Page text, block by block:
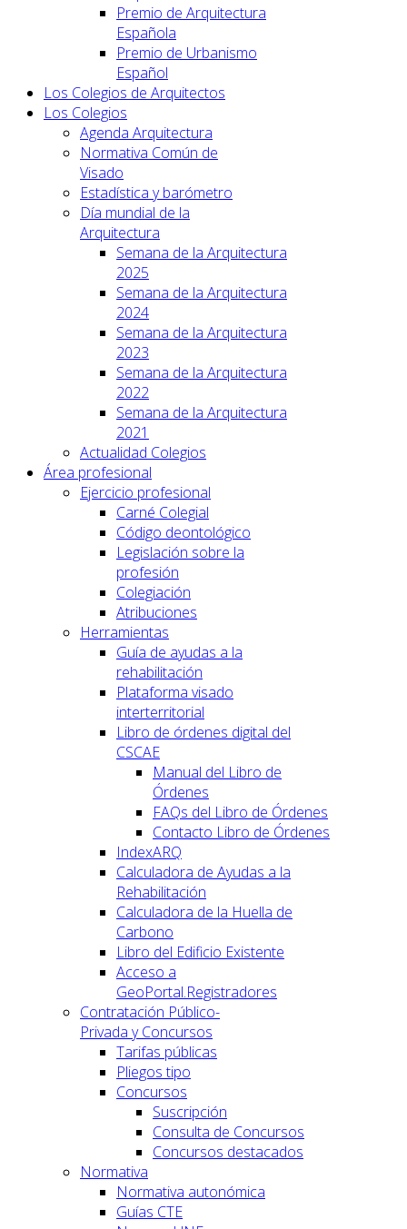
Premio de Arquitectura
Española
Premio de Urbanismo
Español
Los Colegios de Arquitectos
Los Colegios
Agenda Arquitectura
Normativa Común de
Visado
Estadística y barómetro
Día mundial de la
Arquitectura
Semana de la Arquitectura
2025
Semana de la Arquitectura
2024
Semana de la Arquitectura
2023
Semana de la Arquitectura
2022
Semana de la Arquitectura
2021
Actualidad Colegios
Área profesional
Ejercicio profesional
Carné Colegial
Código deontológico
Legislación sobre la
profesión
Colegiación
Atribuciones
Herramientas
Guía de ayudas a la
rehabilitación
Plataforma visado
interterritorial
Libro de órdenes digital del
CSCAE
Manual del Libro de
Órdenes
FAQs del Libro de Órdenes
Contacto Libro de Órdenes
IndexARQ
Calculadora de Ayudas a la
Rehabilitación
Calculadora de la Huella de
Carbono
Libro del Edificio Existente
Acceso a
GeoPortal.Registradores
Contratación Público-
Privada y Concursos
Tarifas públicas
Pliegos tipo
Concursos
Suscripción
Consulta de Concursos
Concursos destacados
Normativa
Normativa autonómica
Guías CTE